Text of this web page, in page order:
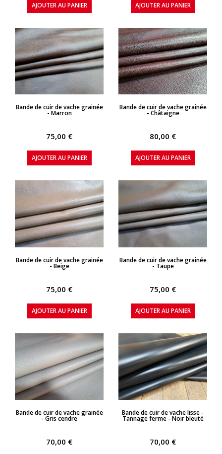
AJOUTER AU PANIER AJOUTER AU PANIER
APERÇU RAPIDE
Bande de cuir de vache grainée
- Marron
75,00 €
AJOUTER AU PANIER
APERÇU RAPIDE
Bande de cuir de vache grainée
- Châtaigne
80,00 €
AJOUTER AU PANIER
APERÇU RAPIDE
Bande de cuir de vache grainée
- Beige
75,00 €
AJOUTER AU PANIER
APERÇU RAPIDE
Bande de cuir de vache grainée
- Taupe
75,00 €
AJOUTER AU PANIER
APERÇU RAPIDE
Bande de cuir de vache grainée
- Gris cendre
70,00 €
APERÇU RAPIDE
Bande de cuir de vache lisse -
Tannage ferme - Noir bleuté
70,00 €